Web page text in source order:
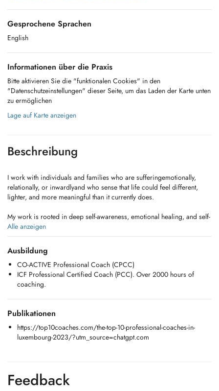
Gesprochene Sprachen
English
Informationen über die Praxis
Bitte aktivieren Sie die "funktionalen Cookies" in den
"Datenschutzeinstellungen" dieser Seite, um das Laden der Karte unten
zu ermöglichen
Lage auf Karte anzeigen
Beschreibung
I work with individuals and families who are sufferingemotionally,
relationally, or inwardlyand who sense that life could feel different,
lighter, and more meaningful than it currently does.
My work is rooted in deep self-awareness, emotional healing, and self-
integration. I support people in understanding the inner patterns that
shape their pain, relationships, and parenting, and in gently
transforming these patterns rather than fighting or suppressing them.
With extensive experience in coaching, personal development, and
relational work, I help individuals reconnect with their inner strength,
clarity, and capacity for love. With families and parents, I focus on
more loving environments for children to grow.
At the heart of my work is a simple truth: people are not broken. They
are powerful, sensitive, and resilientbut have often lost sight of this
that feels right.
Alle anzeigen
Ausbildung
CO-ACTIVE Professional Coach (CPCC)
ICF Professional Certified Coach (PCC). Over 2000 hours of
coaching.
Publikationen
https://top10coaches.com/the-top-10-professional-coaches-in-
luxembourg-2023/?utm_source=chatgpt.com
Feedback